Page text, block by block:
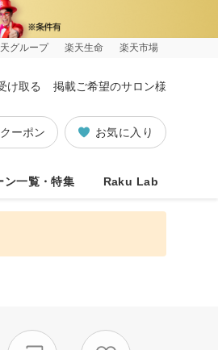
グループ 楽天生命 楽天市場
け取る 掲載ご希望のサロン様
お気に入り
ーポン
ン一覧・特集 Raku Lab